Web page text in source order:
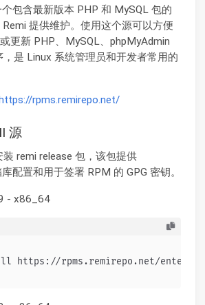
包含最新版本 PHP 和 MySQL 包的
提供维护。使用这个源可以方便
更新 PHP、MySQL、phpMyAdmin
是 Linux 系统管理员和开发者常用的
rpms.remirepo.net/
源
remi release 包，该包提供
配置和用于签署 RPM 的 GPG 密钥。
- x86_64
https://rpms.remirepo.net/